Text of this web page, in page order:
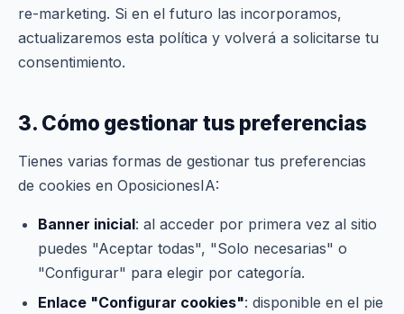
re-marketing. Si en el futuro las incorporamos,
actualizaremos esta política y volverá a solicitarse tu
consentimiento.
3. Cómo gestionar tus preferencias
Tienes varias formas de gestionar tus preferencias
de cookies en OposicionesIA:
Banner inicial: al acceder por primera vez al sitio
puedes "Aceptar todas", "Solo necesarias" o
"Configurar" para elegir por categoría.
Enlace "Configurar cookies": disponible en el pie